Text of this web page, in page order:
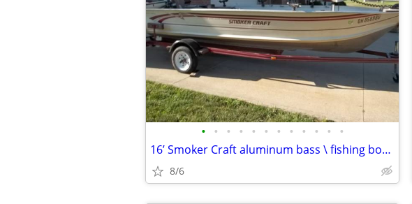
• • • • • • • • • • • •
16’ Smoker Craft aluminum bass \ fishing boat, 40hp Johnson outboard,
8/6